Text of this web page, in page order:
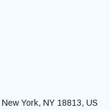
New York, NY 18813, US